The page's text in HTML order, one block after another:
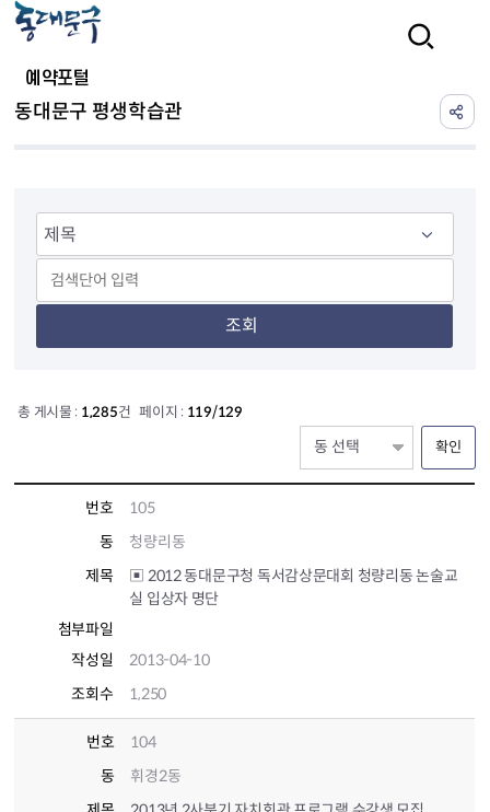
예약포털
동대문구 평생학습관
조회
총 게시물 : 1,285건 페이지 : 119/129
확인
번호
105
동
청량리동
제목
▣ 2012 동대문구청 독서감상문대회 청량리동 논술교
실 입상자 명단
첨부파일
작성일
2013-04-10
조회수
1,250
번호
104
동
휘경2동